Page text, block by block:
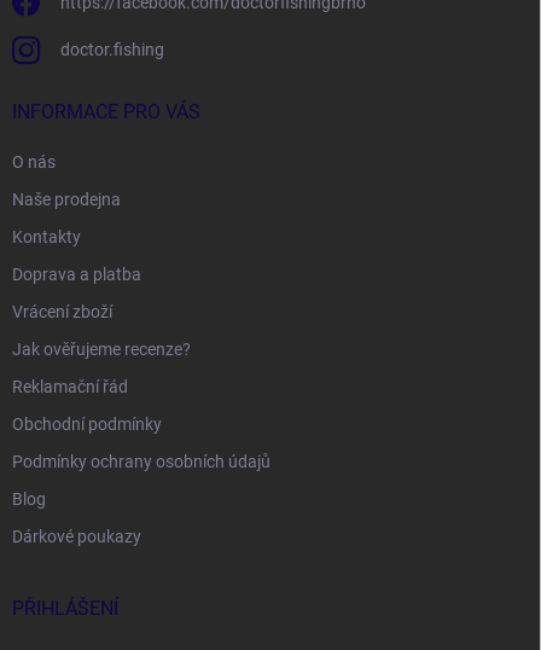
doctor.fishing
INFORMACE PRO VÁS
O nás
Naše prodejna
Kontakty
Doprava a platba
Vrácení zboží
Jak ověřujeme recenze?
Reklamační řád
Obchodní podmínky
Podmínky ochrany osobních údajů
Blog
Dárkové poukazy
PŘIHLÁŠENÍ